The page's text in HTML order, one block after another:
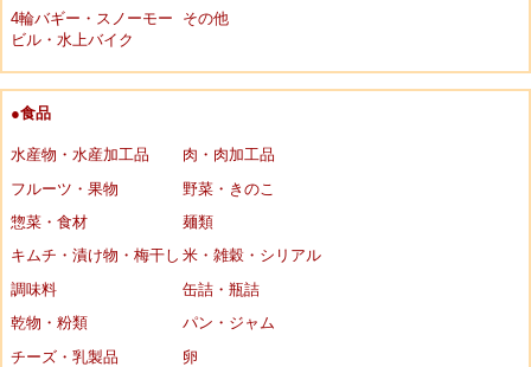
4輪バギー・スノーモー
ビル・水上バイク
その他
●食品
水産物・水産加工品
肉・肉加工品
フルーツ・果物
野菜・きのこ
惣菜・食材
麺類
キムチ・漬け物・梅干し 米・雑穀・シリアル
調味料
缶詰・瓶詰
乾物・粉類
パン・ジャム
チーズ・乳製品
卵